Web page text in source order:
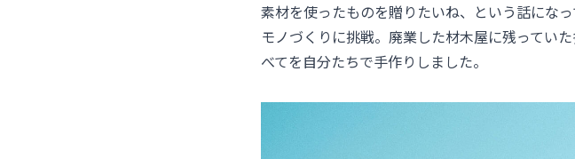
素材を使ったものを贈りたいね、という話にな
モノづくりに挑戦。廃業した材木屋に残ってい
べてを自分たちで手作りしました。